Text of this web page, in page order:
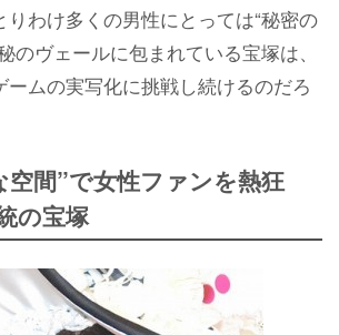
りわけ多くの男性にとっては“秘密の
のヴェールに包まれている宝塚は、
ームの実写化に挑戦し続けるのだろ
空間”で女性ファンを熱狂
の宝塚